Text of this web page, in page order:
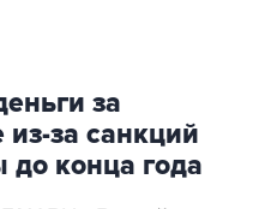
за
за санкций
до конца года